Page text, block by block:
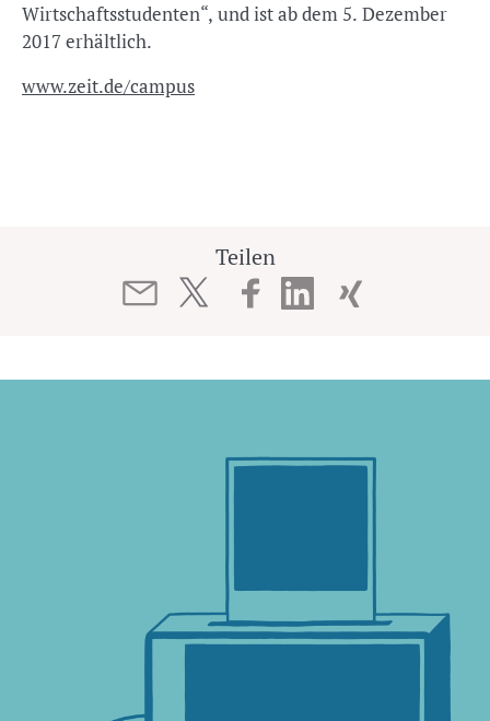
Wirtschaftsstudenten“, und ist ab dem 5. Dezember
2017 erhältlich.
www.zeit.de/campus
Teilen